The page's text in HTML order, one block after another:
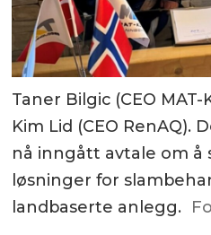
Taner Bilgic (CEO
Kim Lid (CEO RenAQ).
nå inngått avtale om å
løsninger for
landbaserte anlegg.